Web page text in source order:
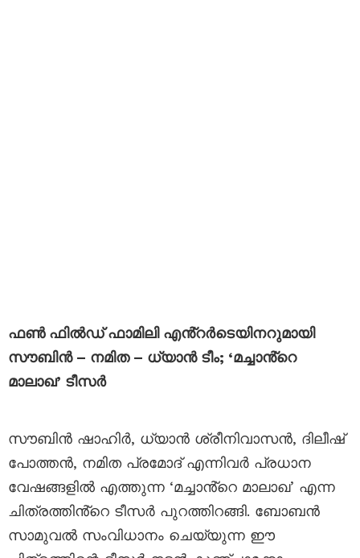
ഫൺ ഫിൽഡ് ഫാമിലി എൻ്റർടെയിനറുമായി
സൗബിൻ – നമിത – ധ്യാൻ ടീം; ‘മച്ചാൻ്റെ
മാലാഖ’ ടീസർ
സൗബിൻ ഷാഹിർ, ധ്യാൻ ശ്രീനിവാസൻ, ദിലീഷ്
പോത്തൻ, നമിത പ്രമോദ് എന്നിവർ പ്രധാന
വേഷങ്ങളിൽ എത്തുന്ന ‘മച്ചാൻ്റെ മാലാഖ’ എന്ന
ചിത്രത്തിൻ്റെ ടീസർ പുറത്തിറങ്ങി. ബോബൻ
സാമുവൽ സംവിധാനം ചെയ്യുന്ന ഈ